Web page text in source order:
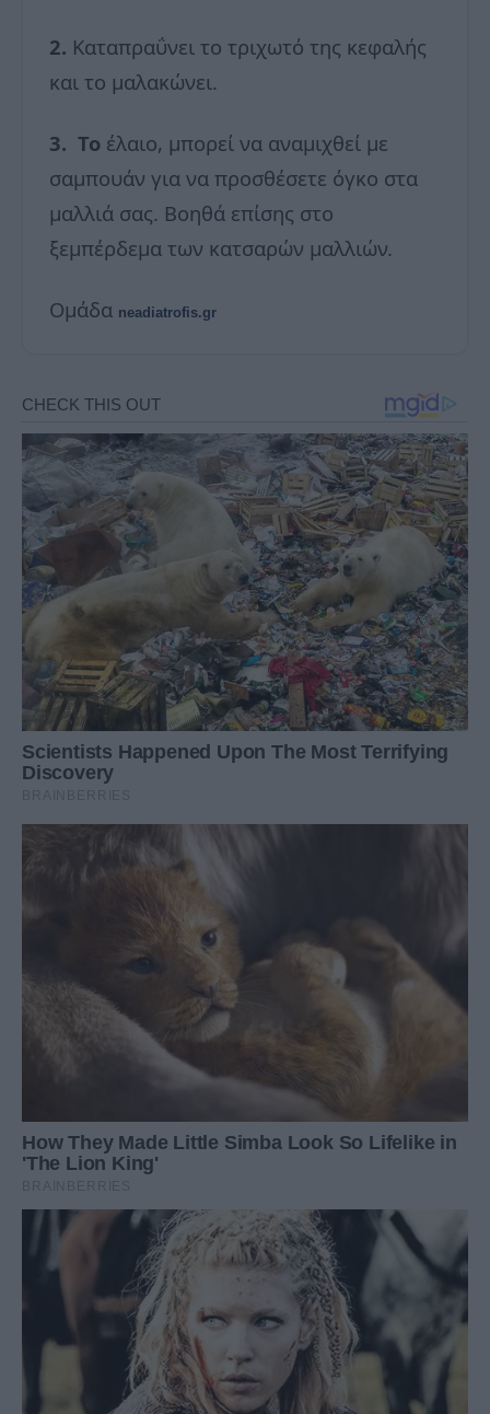
2. Καταπραΰνει το τριχωτό της κεφαλής
και το μαλακώνει.
3. Το έλαιο, μπορεί να αναμιχθεί με
σαμπουάν για να προσθέσετε όγκο στα
μαλλιά σας. Βοηθά επίσης στο
ξεμπέρδεμα των κατσαρών μαλλιών.
Ομάδα neadiatrofis.gr